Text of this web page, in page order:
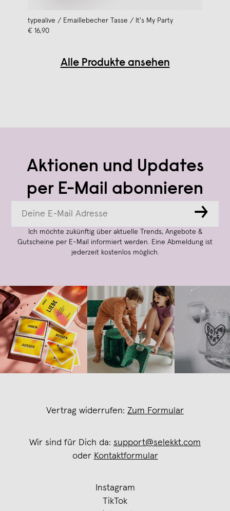
typealive / Emaillebecher Tasse / It's My Party
€ 16,90
Alle Produkte ansehen
Aktionen und Updates
per E-Mail abonnieren
→
Ich möchte zukünftig über aktuelle Trends, Angebote &
Gutscheine per E-Mail informiert werden. Eine Abmeldung ist
jederzeit kostenlos möglich.
Vertrag widerrufen: Zum Formular
Wir sind für Dich da: support@selekkt.com
oder Kontaktformular
Instagram
TikTok